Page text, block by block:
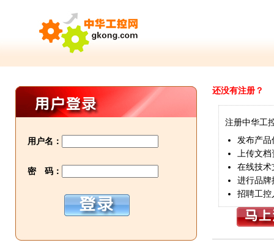
用户名：
密 码：
还没有注册？
注册中华工
发布产品
上传文档
在线技术
进行品牌
招聘工控